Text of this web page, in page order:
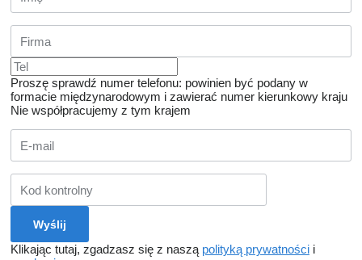
Proszę sprawdź numer telefonu: powinien być podany w
formacie międzynarodowym i zawierać numer kierunkowy kraju
Nie współpracujemy z tym krajem
Klikając tutaj, zgadzasz się z naszą polityką prywatności i